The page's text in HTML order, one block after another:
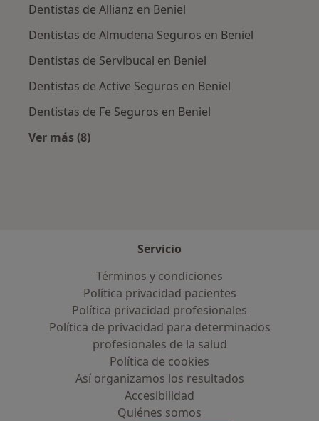
Dentistas de Allianz en Beniel
Dentistas de Almudena Seguros en Beniel
Dentistas de Servibucal en Beniel
Dentistas de Active Seguros en Beniel
Dentistas de Fe Seguros en Beniel
Ver más (8)
Servicio
Términos y condiciones
Política privacidad pacientes
Política privacidad profesionales
Política de privacidad para determinados
profesionales de la salud
Política de cookies
Así organizamos los resultados
Accesibilidad
Quiénes somos